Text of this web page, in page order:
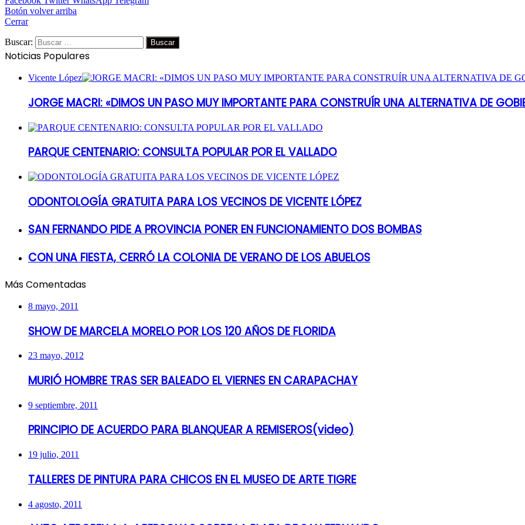
Botón volver arriba
Cerrar
Buscar:
Noticias Populares
Vicente López
JORGE MACRI: «DIMOS UN PASO MUY IMPORTANTE PARA CONSTRUÍR UNA ALTERNATIVA DE
PARQUE CENTENARIO: CONSULTA POPULAR POR EL VALLADO
ODONTOLOGÍA GRATUITA PARA LOS VECINOS DE VICENTE LÓPEZ
SAN FERNANDO PIDE A PROVINCIA PONER EN FUNCIONAMIENTO DOS BOMBAS
CON UNA FIESTA, CERRÓ LA COLONIA DE VERANO DE LOS ABUELOS
Más Comentadas
8 mayo, 2011
SHOW DE MARCELA MORELO POR LOS 120 AÑOS DE FLORIDA
23 mayo, 2012
MURIÓ HOMBRE TRAS SER BALEADO EL VIERNES EN CARAPACHAY
9 septiembre, 2011
PRINCIPIO DE ACUERDO PARA BLANQUEAR A REMISEROS(video)
19 julio, 2011
TALLERES DE PINTURA PARA CHICOS EN EL MUSEO DE ARTE TIGRE
4 agosto, 2011